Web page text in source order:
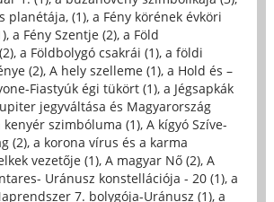
planétája, (1), a Fény körének évköri
, a Fény Szentje (2), a Föld
, a Földbolygó csakrái (1), a földi
(2), A hely szelleme (1), a Hold és –
Fiastyúk égi tükört (1), a Jégsapkák
jegyváltása és Magyarország
kenyér szimbóluma (1), A kígyó Szíve-
(2), a korona vírus és a karma
vezetője (1), A magyar Nő (2), A
Uránusz konstellációja - 20 (1), a
7. bolygója-Uránusz (1), a